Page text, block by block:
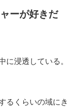
ーが好きだ
浸透している。
るくらいの域にき